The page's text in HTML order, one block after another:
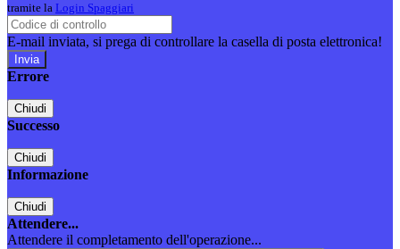
tramite la Login Spaggiari
E-mail inviata, si prega di controllare la casella di posta elettronica!
Errore
Chiudi
Successo
Chiudi
Informazione
Chiudi
Attendere...
Attendere il completamento dell'operazione...